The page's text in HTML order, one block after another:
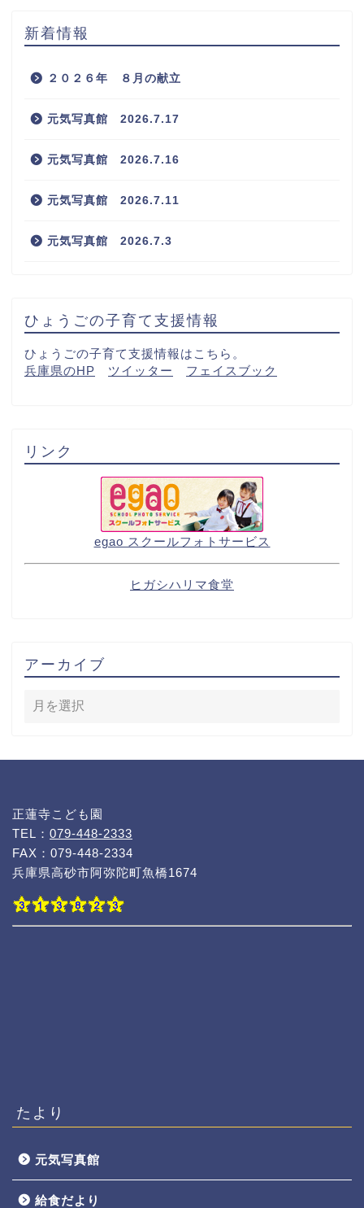
新着情報
２０２６年 ８月の献立
元気写真館 2026.7.17
元気写真館 2026.7.16
元気写真館 2026.7.11
元気写真館 2026.7.3
ひょうごの子育て支援情報
ひょうごの子育て支援情報はこちら。
兵庫県のHP
ツイッター フェイスブック
リンク
egao スクールフォトサービス
ヒガシハリマ食堂
アーカイブ
正蓮寺こども園
TEL： 079-448-2333
FAX：079-448-2334
兵庫県高砂市阿弥陀町魚橋1674
たより
元気写真館
給食だより